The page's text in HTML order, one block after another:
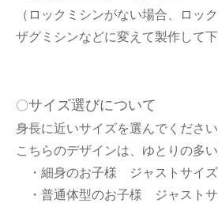
（ロックミシンがない場合、ロッ
ザグミシンなどに変えて製作して下
〇サイズ選びについて
身長に近いサイズを選んでください
こちらのデザインは、ゆとりの多い
・細身のお子様 ジャストサイズ
・普通体型のお子様 ジャスト